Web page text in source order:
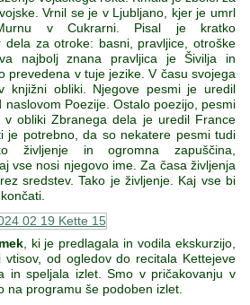
Vrnil se je v Ljubljano, kjer je umrl
v Cukrarni. Pisal je kratko
dela za otroke: basni, pravljice, otroške
najbolj znana pravljica je Šivilja in
prevedena v tuje jezike. V času svojega
knjižni obliki. Njegove pesmi je uredil
naslovom Poezije. Ostalo poezijo, pesmi
obliki Zbranega dela je uredil France
je potrebno, da so nekatere pesmi tudi
življenje in ogromna zapuščina,
vse nosi njegovo ime. Za časa življenja
sredstev. Tako je življenje. Kaj vse bi
, ki je predlagala in vodila ekskurzijo,
vtisov, od ogledov do recitala Kettejeve
in speljala izlet. Smo v pričakovanju v
na programu še podoben izlet.